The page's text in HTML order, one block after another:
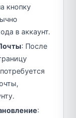
кнопку
в аккаунт.
: После
: